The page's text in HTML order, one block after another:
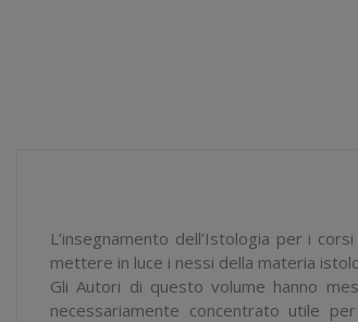
L’insegnamento dell’Istologia per i
mettere in luce i nessi della materia
Gli Autori di questo volume hanno
necessariamente concentrato utile